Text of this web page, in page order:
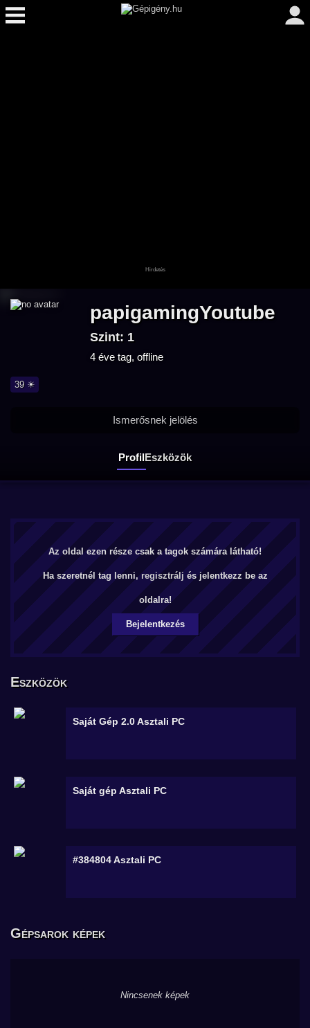
papigamingYoutube
Szint: 1
4 éve tag, offline
39 ☀
ProfilEszközök
Ismerősnek jelölés
Az oldal ezen része csak a tagok számára látható!
Ha szeretnél tag lenni, regisztrálj és jelentkezz be az
oldalra!
Bejelentkezés
Eszközök
Saját Gép 2.0Asztali PC
Saját gép Asztali PC
#384804Asztali PC
Gépsarok képek
Nincsenek képek